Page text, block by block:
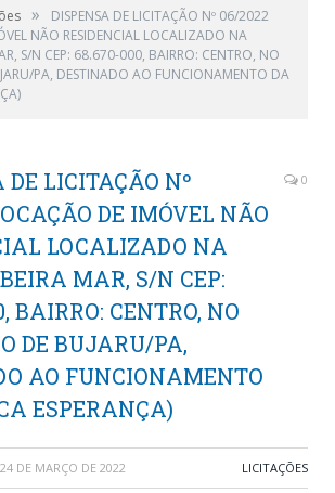
»
DISPENSA DE LICITAÇÃO Nº 06/2022
NÃO RESIDENCIAL LOCALIZADO NA
S/N CEP: 68.670-000, BAIRRO: CENTRO, NO
PA, DESTINADO AO FUNCIONAMENTO DA
DE LICITAÇÃO Nº
DE IMÓVEL NÃO
LOCALIZADO NA
MAR, S/N CEP:
BAIRRO: CENTRO, NO
DE BUJARU/PA,
AO FUNCIONAMENTO
ESPERANÇA)
0
24 DE MARÇO DE 2022 LICITAÇÕES